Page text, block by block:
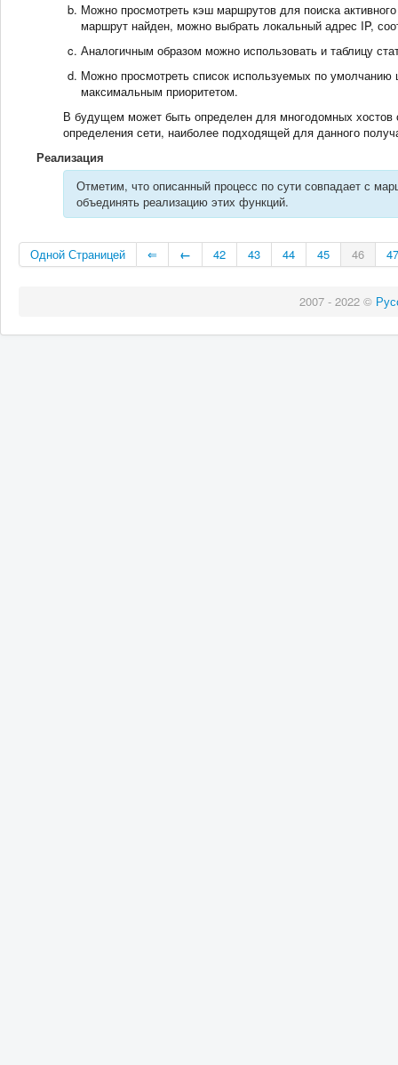
Можно просмотреть кэш маршрутов для поиска
маршрут найден, можно выбрать локальный адрес IP,
Аналогичным образом можно использовать и таблицу
Можно просмотреть список используемых по
максимальным приоритетом.
В будущем может быть определен для многодомных хостов
определения сети, наиболее подходящей для данного
Реализация
Отметим, что описанный процесс по сути совпадает с
объединять реализацию этих функций.
Одной Страницей ⇐ ← 42 43 44 45 46 47
2007 - 2022 ©